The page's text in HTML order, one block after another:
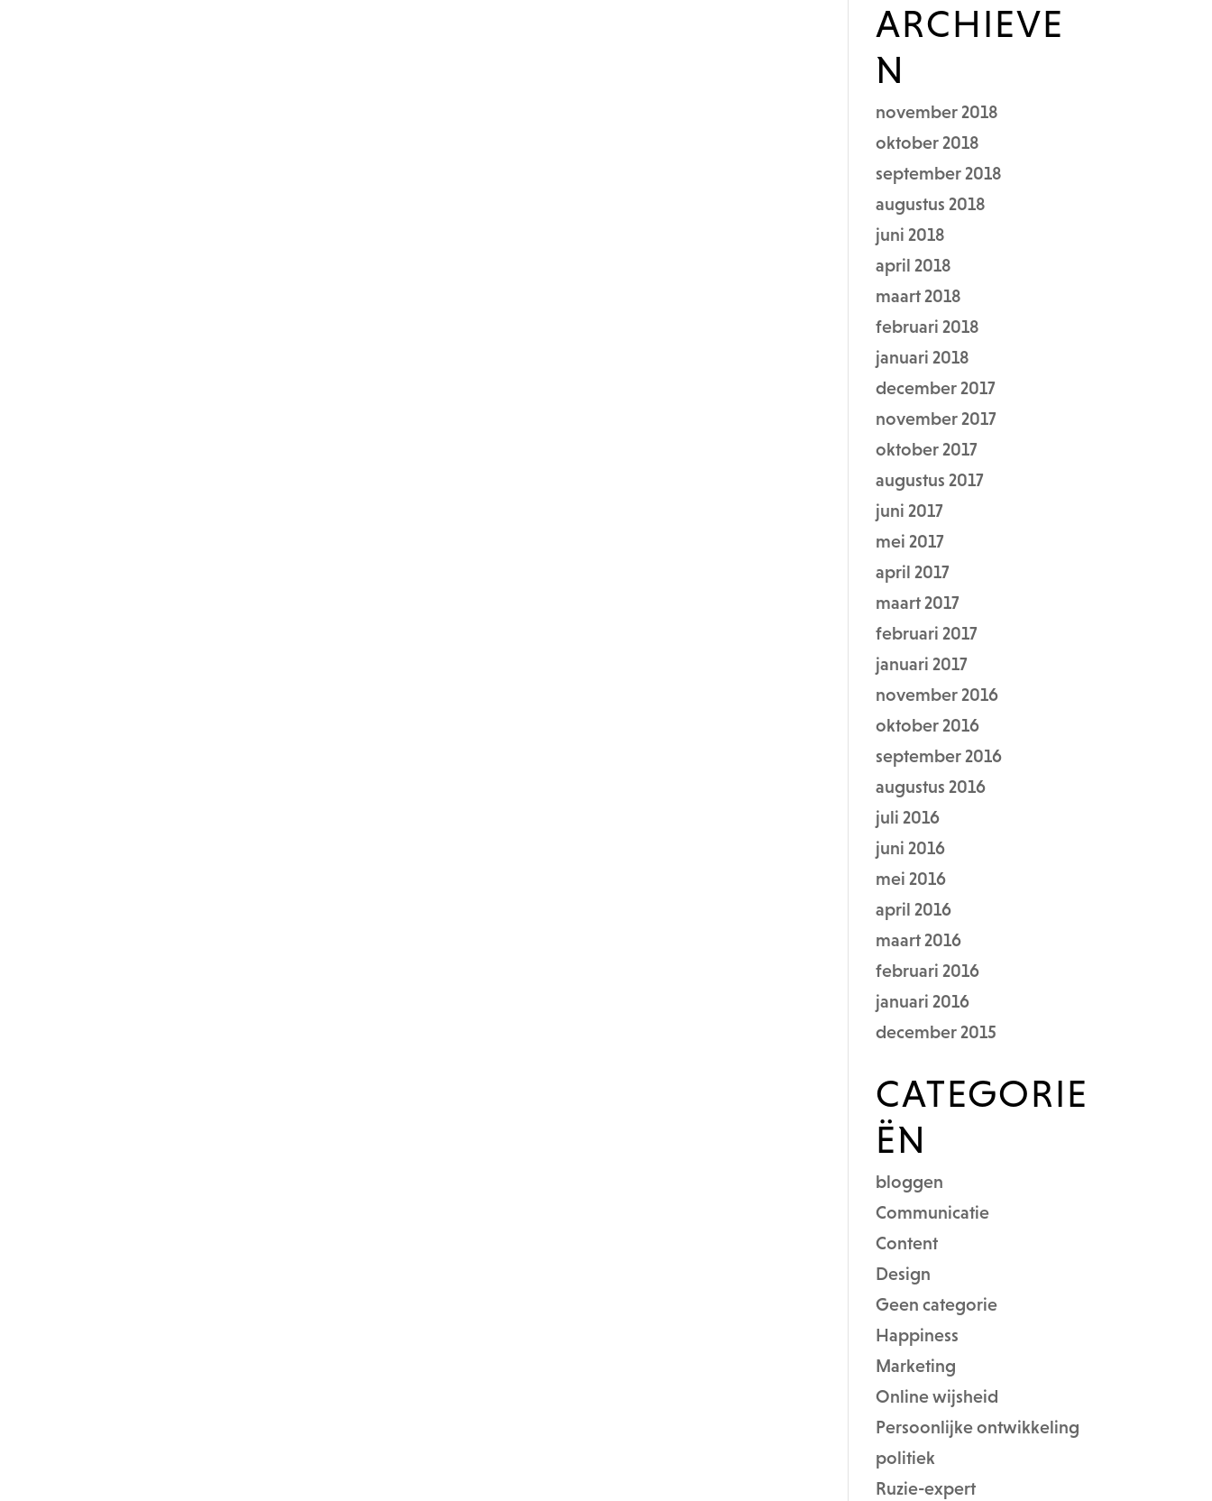
ARCHIEVE
N
november 2018
oktober 2018
september 2018
augustus 2018
juni 2018
april 2018
maart 2018
februari 2018
januari 2018
december 2017
november 2017
oktober 2017
augustus 2017
juni 2017
mei 2017
april 2017
maart 2017
februari 2017
januari 2017
november 2016
oktober 2016
september 2016
augustus 2016
juli 2016
juni 2016
mei 2016
april 2016
maart 2016
februari 2016
januari 2016
december 2015
CATEGORIE
ËN
bloggen
Communicatie
Content
Design
Geen categorie
Happiness
Marketing
Online wijsheid
Persoonlijke ontwikkeling
politiek
Ruzie-expert